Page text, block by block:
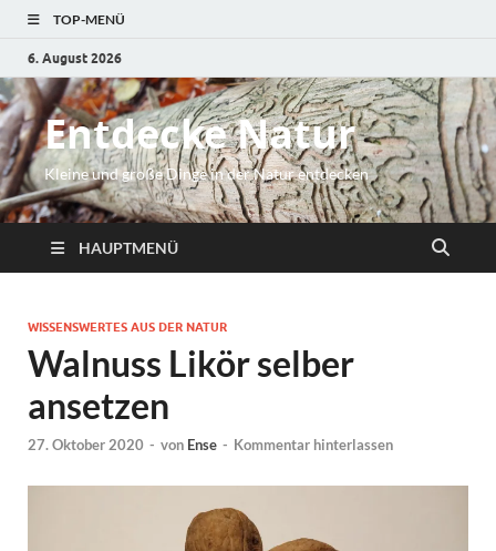
TOP-MENÜ
6. August 2026
Entdecke Natur
Kleine und große Dinge in der Natur entdecken
HAUPTMENÜ
WISSENSWERTES AUS DER NATUR
Walnuss Likör selber
ansetzen
27. Oktober 2020 - von Ense - Kommentar hinterlassen